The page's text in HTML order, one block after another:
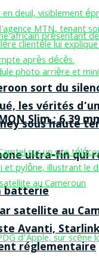
Slim : 6,39
ultra-fin qui
batterie
sort du
les vérités
sous haute
satellite au
Avanti,
réglementaire